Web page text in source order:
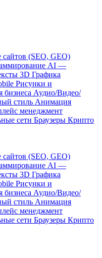
(SEO, GEO)
AI —
3D Графика
Рисунки и
бизнеса Аудио/Видео/
стиль Анимация
менеджмент
сети Браузеры Крипто
(SEO, GEO)
AI —
3D Графика
Рисунки и
бизнеса Аудио/Видео/
стиль Анимация
менеджмент
сети Браузеры Крипто